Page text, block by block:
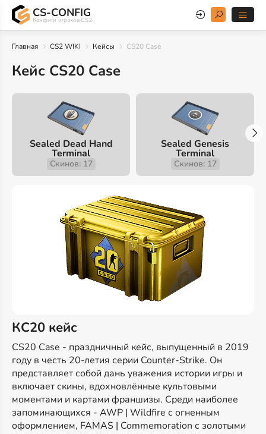
CS-CONFIG
Конфиги игроков CS2
Главная CS2 WIKI Кейсы CS20 Case
Кейс CS20 Case
Sealed Dead Hand
Terminal
Скинов: 17
Sealed Genesis
Terminal
Скинов: 17
КС20 кейс
CS20 Case - праздничный кейс, выпущенный в 2019
году в честь 20-летия серии Counter-Strike. Он
представляет собой дань уважения истории игры и
включает скины, вдохновлённые культовыми
моментами и картами франшизы. Среди наиболее
запоминающихся - AWP | Wildfire с огненным
оформлением, FAMAS | Commemoration с золотыми